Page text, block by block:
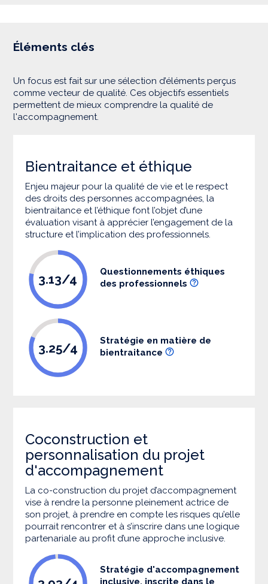
Éléments clés
Un focus est fait sur une sélection d’éléments perçus
comme vecteur de qualité. Ces objectifs essentiels
permettent de mieux comprendre la qualité de
l'accompagnement.
Bientraitance et éthique
Enjeu majeur pour la qualité de vie et le respect
des droits des personnes accompagnées, la
bientraitance et l’éthique font l’objet d’une
évaluation visant à apprécier l’engagement de la
structure et l’implication des professionnels.
3.13/4
Questionnements éthiques
des professionnels
3.25/4
Stratégie en matière de
bientraitance
Coconstruction et
personnalisation du projet
d'accompagnement
La co-construction du projet d’accompagnement
vise à rendre la personne pleinement actrice de
son projet, à prendre en compte les risques qu’elle
pourrait rencontrer et à s’inscrire dans une logique
partenariale au profit d’une approche inclusive.
Stratégie d'accompagnement
inclusive, inscrite dans le